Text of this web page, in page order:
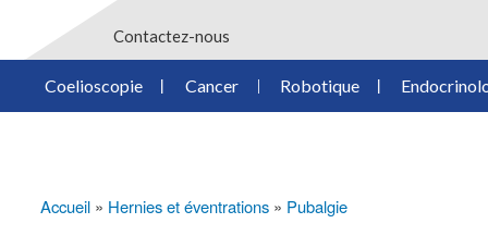
Contactez-nous
Coelioscopie Cancer Robotique
Accueil Hernies et éventrations Pubalgie